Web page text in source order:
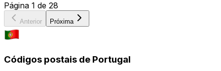
Página 1 de 28
Anterior Próxima
Códigos postais de Portugal